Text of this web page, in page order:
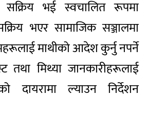
भई स्वचालित रूपमा
भएर सामाजिक सञ्जालमा
माथीको आदेश कुर्नु नपर्ने
तथा मिथ्या जानकारीहरूलाई
दायरामा ल्याउन निर्देशन